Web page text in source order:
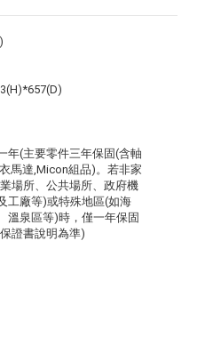
年(主要零件三年保固(含軸
馬達,Micon組品)。若非家
場所、公共場所、政府機
工廠等)或特殊地區(如海
溫泉區等)時，僅一年保固
證書說明為準)